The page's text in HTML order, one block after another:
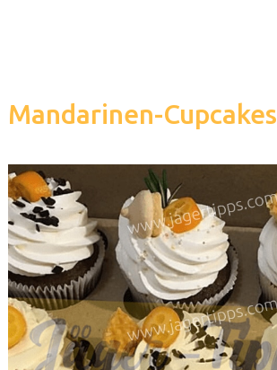
Mandarinen-Cupcakes